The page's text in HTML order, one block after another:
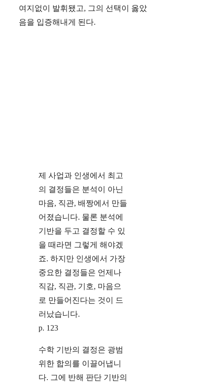
여지없이 발휘됐고, 그의 선택이 옳았
음을 입증해내게 된다.
제 사업과 인생에서 최고
의 결정들은 분석이 아닌
마음, 직관, 배짱에서 만들
어졌습니다. 물론 분석에
기반을 두고 결정할 수 있
을 때라면 그렇게 해야겠
죠. 하지만 인생에서 가장
중요한 결정들은 언제나
직감, 직관, 기호, 마음으
로 만들어진다는 것이 드
러났습니다.
p. 123
수학 기반의 결정은 광범
위한 합의를 이끌어냅니
다. 그에 반해 판단 기반의